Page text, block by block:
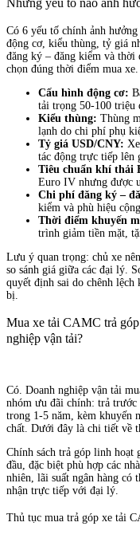
Những yếu tố nào ảnh
Có 6 yếu tố chính ảnh
động cơ, kiểu thùng, tỷ giá
đăng ký – đăng kiểm và
chọn đúng thời điểm mua xe.
Cấu hình động cơ:
tải trọng 50-100 triệu
Kiểu thùng: Thùng
lạnh do chi phí phụ
Tỷ giá USD/CNY:
tác động trực tiếp lên
Tiêu chuẩn khí thải
Euro IV nhưng được
Chi phí đăng ký –
kiểm và phù hiệu
Thời điểm khuyến
trình giảm tiền mặt,
Lưu ý quan trọng: chủ xe
so sánh giá giữa các đại lý.
quyết định sai do chênh lệch
bị.
Mua xe tải CAMC trả
nghiệp vận tải?
Có. Doanh nghiệp vận tải
nhóm ưu đãi chính: trả
trong 1-5 năm, kèm khuyến
chất. Dưới đây là chi tiết về
Chính sách trả góp linh hoạt
đầu, đặc biệt phù hợp các
nhiên, lãi suất ngân hàng có
nhận trực tiếp với đại lý.
Thủ tục mua trả góp xe tải